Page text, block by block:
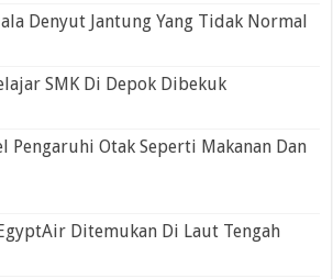
Denyut Jantung Yang Tidak Normal
SMK Di Depok Dibekuk
Pengaruhi Otak Seperti Makanan Dan
Ditemukan Di Laut Tengah